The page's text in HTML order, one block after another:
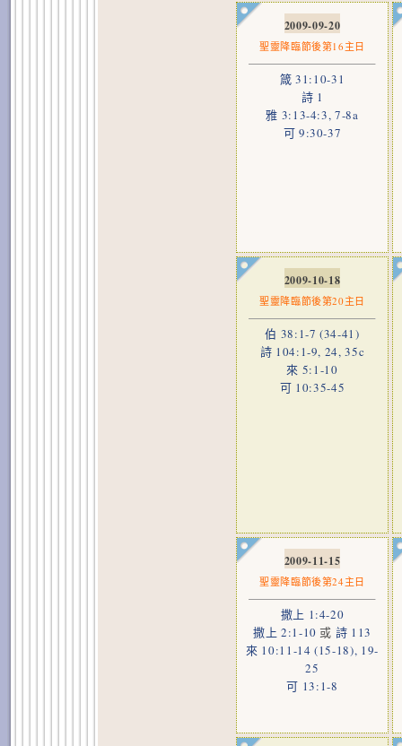
2009-09-20
聖靈降臨節後第16主日
箴 31:10-31
詩 1
雅 3:13-4:3, 7-8a
可 9:30-37
2009-10-18
聖靈降臨節後第20主日
伯 38:1-7 (34-41)
詩 104:1-9, 24, 35c
來 5:1-10
可 10:35-45
2009-11-15
聖靈降臨節後第24主日
撒上 1:4-20
撒上 2:1-10 或 詩 113
來 10:11-14 (15-18), 19-
25
可 13:1-8